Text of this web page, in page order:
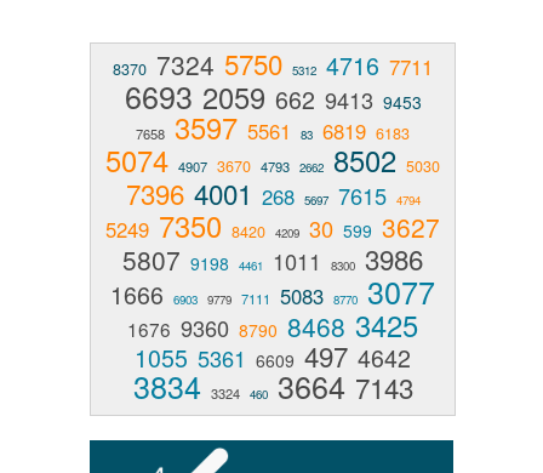
8370 7324 5750 5312 4716 7711
6693 2059 662 9413 9453
7658 3597 5561 83 6819 6183
5074 4907 3670 4793 2662 8502 5030
7396 4001 268 5697 7615 4794
5249 7350 8420 4209 30 599 3627
5807 9198 4461 1011 8300 3986
1666 6903 9779 7111 5083 8770 3077
1676 9360 8790 8468 3425
1055 5361 6609 497 4642
3834 3324 460 3664 7143